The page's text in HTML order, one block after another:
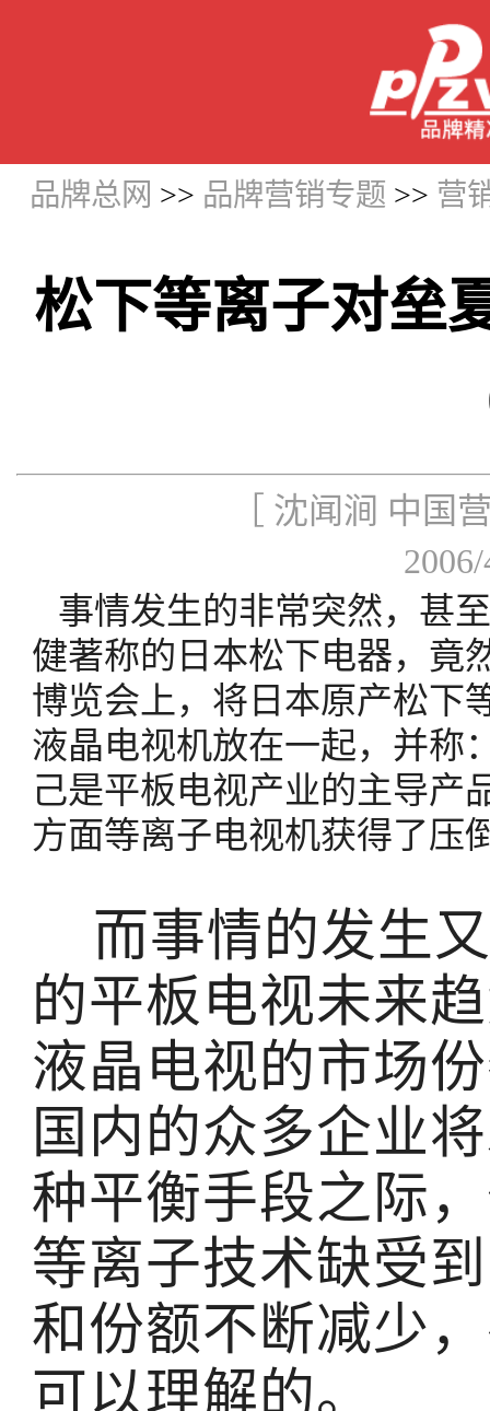
品牌总网 >> 品牌营销专题 >> 营
松下等离子对垒
［ 沈闻涧 中
事情发生的非常突然，甚
健著称的日本松下电器，竟
博览会上，将日本原产松下
液晶电视机放在一起，并称
己是平板电视产业的主导产
方面等离子电视机获得了压
而事情的发生
的平板电视未来
液晶电视的市场
国内的众多企业
种平衡手段之际
等离子技术缺受
和份额不断减少
可以理解的。